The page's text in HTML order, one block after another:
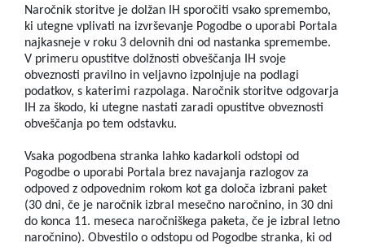
Naročnik storitve je dolžan IH sporočiti vsako spremembo,
ki utegne vplivati na izvrševanje Pogodbe o uporabi Portala
najkasneje v roku 3 delovnih dni od nastanka spremembe.
V primeru opustitve dolžnosti obveščanja IH svoje
obveznosti pravilno in veljavno izpolnjuje na podlagi
podatkov, s katerimi razpolaga. Naročnik storitve odgovarja
IH za škodo, ki utegne nastati zaradi opustitve obveznosti
obveščanja po tem odstavku.
Vsaka pogodbena stranka lahko kadarkoli odstopi od
Pogodbe o uporabi Portala brez navajanja razlogov za
odpoved z odpovednim rokom kot ga določa izbrani paket
(30 dni, če je naročnik izbral mesečno naročnino, in 30 dni
do konca 11. meseca naročniškega paketa, če je izbral letno
naročnino). Obvestilo o odstopu od Pogodbe stranka, ki od